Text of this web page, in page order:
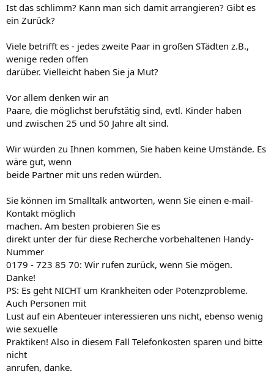
Ist das schlimm? Kann man sich damit arrangieren? Gibt es
ein Zurück?
Viele betrifft es - jedes zweite Paar in großen STädten z.B.,
wenige reden offen
darüber. Vielleicht haben Sie ja Mut?
Vor allem denken wir an
Paare, die möglichst berufstätig sind, evtl. Kinder haben
und zwischen 25 und 50 Jahre alt sind.
Wir würden zu Ihnen kommen, Sie haben keine Umstände. Es
wäre gut, wenn
beide Partner mit uns reden würden.
Sie können im Smalltalk antworten, wenn Sie einen e-mail-
Kontakt möglich
machen. Am besten probieren Sie es
direkt unter der für diese Recherche vorbehaltenen Handy-
Nummer
0179 - 723 85 70: Wir rufen zurück, wenn Sie mögen.
Danke!
PS: Es geht NICHT um Krankheiten oder Potenzprobleme.
Auch Personen mit
Lust auf ein Abenteuer interessieren uns nicht, ebenso wenig
wie sexuelle
Praktiken! Also in diesem Fall Telefonkosten sparen und bitte
nicht
anrufen, danke.